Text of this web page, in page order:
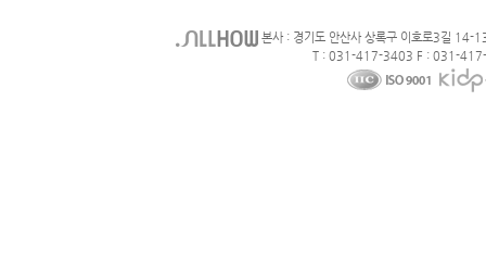
본사 : 경기도 안산사 상록구 이호로3길 14-
T : 031-417-3403 F : 031-